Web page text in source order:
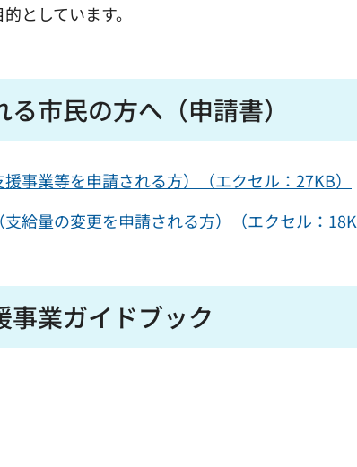
としています。
市民の方へ（申請書）
事業等を申請される方）（エクセル：27KB）
給量の変更を申請される方）（エクセル：
業ガイドブック